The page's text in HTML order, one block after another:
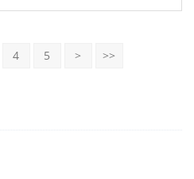
4 5 > >>